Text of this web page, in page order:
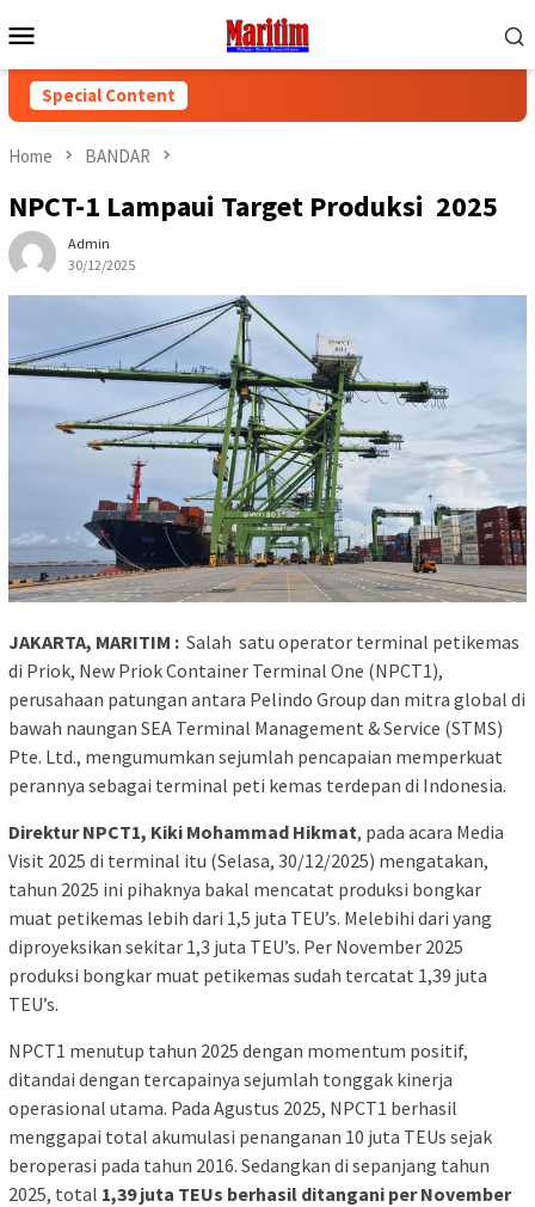
to
Menu
Special Content
Home BANDAR
NPCT-1 Lampaui Target Produksi 2025
Admin
30/12/2025
JAKARTA, MARITIM : Salah satu operator terminal petikemas
di Priok, New Priok Container Terminal One (NPCT1),
perusahaan patungan antara Pelindo Group dan mitra global di
bawah naungan SEA Terminal Management & Service (STMS)
Pte. Ltd., mengumumkan sejumlah pencapaian memperkuat
perannya sebagai terminal peti kemas terdepan di Indonesia.
Direktur NPCT1, Kiki Mohammad Hikmat, pada acara Media
Visit 2025 di terminal itu (Selasa, 30/12/2025) mengatakan,
tahun 2025 ini pihaknya bakal mencatat produksi bongkar
muat petikemas lebih dari 1,5 juta TEU’s. Melebihi dari yang
diproyeksikan sekitar 1,3 juta TEU’s. Per November 2025
produksi bongkar muat petikemas sudah tercatat 1,39 juta
TEU’s.
NPCT1 menutup tahun 2025 dengan momentum positif,
ditandai dengan tercapainya sejumlah tonggak kinerja
operasional utama. Pada Agustus 2025, NPCT1 berhasil
menggapai total akumulasi penanganan 10 juta TEUs sejak
beroperasi pada tahun 2016. Sedangkan di sepanjang tahun
2025, total 1,39 juta TEUs berhasil ditangani per November